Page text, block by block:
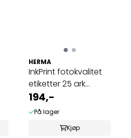
HERMA
InkPrint fotokvalitet
etiketter 25 ark
96.5x42.3 ...
194,-
På lager
Kjøp